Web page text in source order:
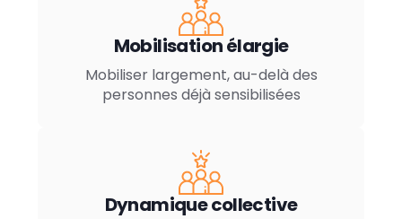
Mobilisation élargie
Mobiliser largement, au-delà des
personnes déjà sensibilisées
Dynamique collective